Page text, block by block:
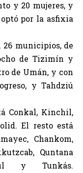
y 20 mujeres, y
por la asfixia
municipios, de
de Tizimín y
de Umán, y con
y Tahdziú
Conkal, Kinchil,
El resto está
Chankom,
Quntana
y Tunkás.